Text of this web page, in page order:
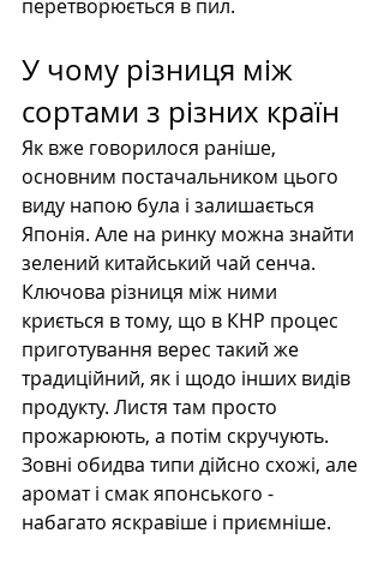
перетворюється в пил.
У чому різниця між
сортами з різних країн
Як вже говорилося раніше,
основним постачальником цього
виду напою була і залишається
Японія. Але на ринку можна знайти
зелений китайський чай сенча.
Ключова різниця між ними
криється в тому, що в КНР процес
приготування верес такий же
традиційний, як і щодо інших видів
продукту. Листя там просто
прожарюють, а потім скручують.
Зовні обидва типи дійсно схожі, але
аромат і смак японського -
набагато яскравіше і приємніше.